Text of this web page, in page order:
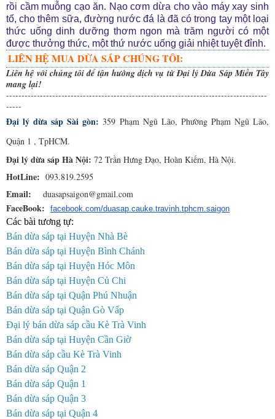
rồi cầm muỗng cạo ăn. Nạo cơm dừa cho vào máy xay sinh
tố, cho thêm sữa, đường nước đá là đã có trong tay một loại
thức uống dinh dưỡng thơm ngon mà trăm người có một
được thưởng thức, một thứ nước uống giải nhiệt tuyệt đỉnh.
LIÊN HỆ MUA DỪA SÁP CHÚNG TÔI:
Liên hệ với chúng tôi để tận hưởng dịch vụ từ Đại lý Dừa Sáp Miền Tây
mang lại!
-------------------------------------------------------------------------------------
-----
Đại lý dừa sáp Sài gòn: 359 Phạm Ngũ Lão, Phường Phạm Ngũ Lão,
Quận 1 , TpHCM.
Đại lý dừa sáp Hà Nội: 72 Trần Hưng Đạo, Hoàn Kiếm, Hà Nội.
HotLine: 093.819.2595
Email: duasapsaigon@gmail.com
FaceBook: facebook.com/duasap.cauke.travinh.tphcm.saigon
Các bài tương tự:
Bán dừa sáp tại Huyện Nhà Bè
Bán dừa sáp tại Huyện Bình Chánh
Bán dừa sáp tại Huyện Hóc Môn
Bán dừa sáp tại Huyện Củ Chi
Bán dừa sáp tại Quận Phú Nhuận
Bán dừa sáp tại Quận Gò Vấp
Đại lý bán dừa sáp cầu Kè Trà Vinh
Bán dừa sáp tại Huyện Cần Giờ
Bán dừa sáp cầu Kè Trà Vinh
Bán dừa sáp Quận 2
Bán dừa sáp Quận 1
Bán dừa sáp Quận 3
Bán dừa sáp tại Quận 4